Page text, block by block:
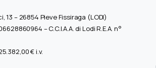
13 – 26854 Pieve Fissiraga (LODI)
– C.C.I.A.A. di Lodi R.E.A. n°
€ i.v.